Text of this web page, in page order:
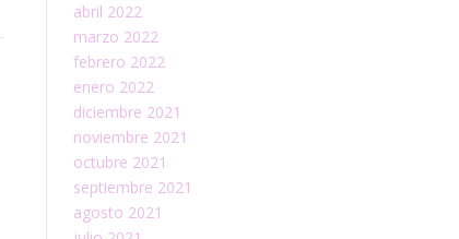
abril 2022
marzo 2022
febrero 2022
enero 2022
diciembre 2021
noviembre 2021
octubre 2021
septiembre 2021
agosto 2021